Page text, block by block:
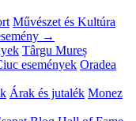
Művészet és Kultúra
→
Târgu Mureș
események Oradea
Árak és jutalék Monez